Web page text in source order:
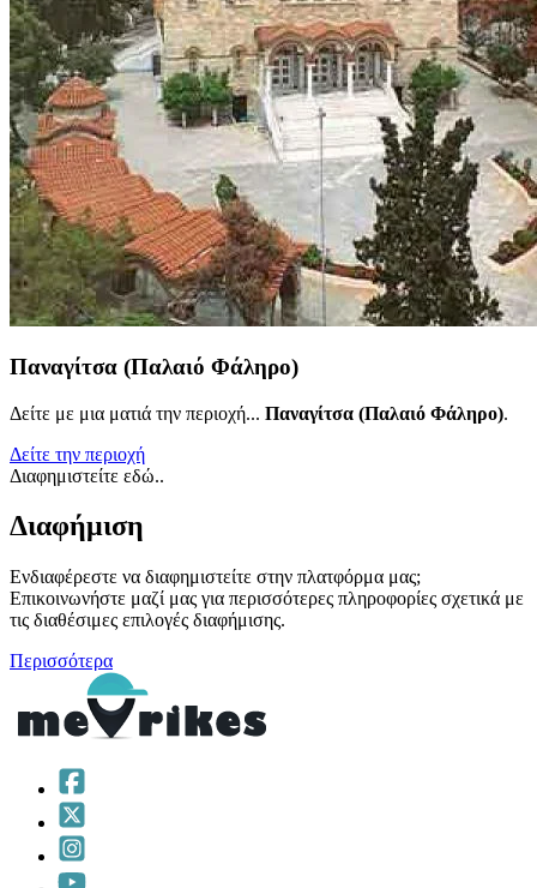
Παναγίτσα (Παλαιό Φάληρο)
Δείτε με μια ματιά την περιοχή... Παναγίτσα (Παλαιό Φάληρο).
Δείτε την περιοχή
Διαφημιστείτε εδώ..
Διαφήμιση
Ενδιαφέρεστε να διαφημιστείτε στην πλατφόρμα μας;
Επικοινωνήστε μαζί μας για περισσότερες πληροφορίες σχετικά με
τις διαθέσιμες επιλογές διαφήμισης.
Περισσότερα